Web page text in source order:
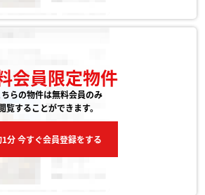
会員限定物件
ちらの物件は無料会員のみ
覧することができます。
1分 今すぐ会員登録をする